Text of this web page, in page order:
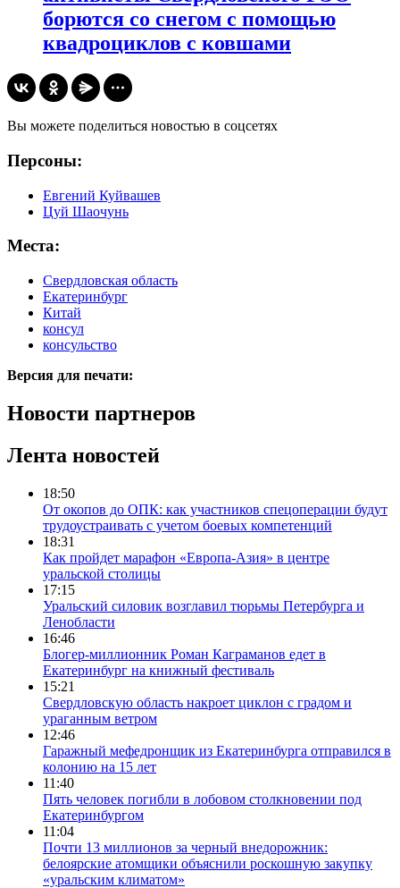
борются со снегом с помощью
квадроциклов с ковшами
Вы можете поделиться новостью в соцсетях
Персоны:
Евгений Куйвашев
Цуй Шаочунь
Места:
Свердловская область
Екатеринбург
Китай
консул
консульство
Версия для печати:
Новости партнеров
Лента новостей
18:50
От окопов до ОПК: как участников спецоперации будут
трудоустраивать с учетом боевых компетенций
18:31
Как пройдет марафон «Европа-Азия» в центре
уральской столицы
17:15
Уральский силовик возглавил тюрьмы Петербурга и
Ленобласти
16:46
Блогер-миллионник Роман Каграманов едет в
Екатеринбург на книжный фестиваль
15:21
Свердловскую область накроет циклон с градом и
ураганным ветром
12:46
Гаражный мефедронщик из Екатеринбурга отправился в
колонию на 15 лет
11:40
Пять человек погибли в лобовом столкновении под
Екатеринбургом
11:04
Почти 13 миллионов за черный внедорожник:
белоярские атомщики объяснили роскошную закупку
«уральским климатом»